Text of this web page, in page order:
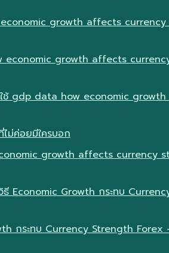
growth affects
economic growth affects
ใช้ gdp data how economic
ม่ค่อยมีใครบอก
growth affects currency
Economic Growth กระทบ
กระทบ Currency Strength Forex